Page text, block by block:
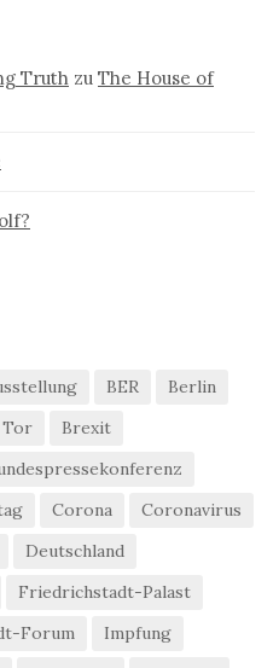
Truth zu The House of
BER
Berlin
Tor
Brexit
Corona
Coronavirus
Deutschland
Friedrichstadt-Palast
Forum
Impfung